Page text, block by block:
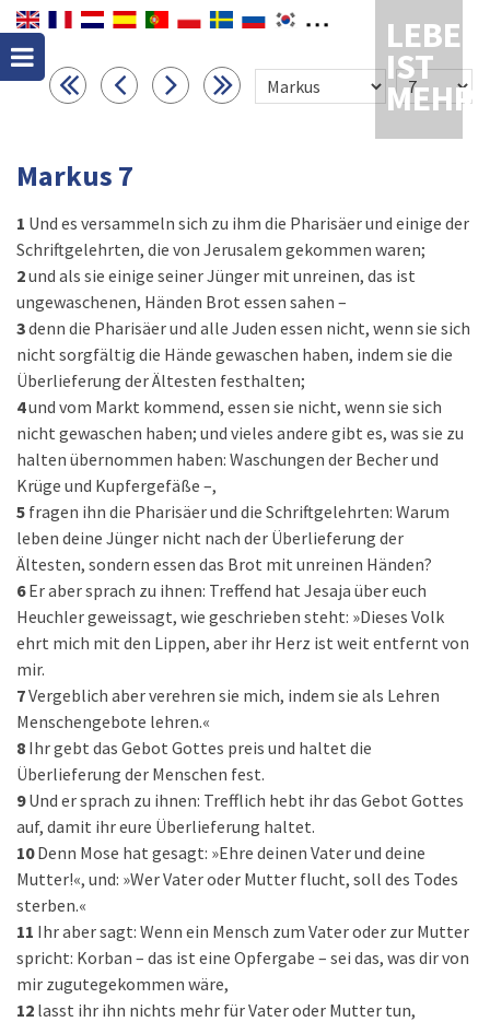
LEBEN
IST
MEHR
Markus 7
1 Und es versammeln sich zu ihm die Pharisäer und einige der
Schriftgelehrten, die von Jerusalem gekommen waren;
2und als sie einige seiner Jünger mit unreinen, das ist
ungewaschenen, Händen Brot essen sahen –
3denn die Pharisäer und alle Juden essen nicht, wenn sie sich
nicht sorgfältig die Hände gewaschen haben, indem sie die
Überlieferung der Ältesten festhalten;
4und vom Markt kommend, essen sie nicht, wenn sie sich
nicht gewaschen haben; und vieles andere gibt es, was sie zu
halten übernommen haben: Waschungen der Becher und
Krüge und Kupfergefäße –,
5 fragen ihn die Pharisäer und die Schriftgelehrten: Warum
leben deine Jünger nicht nach der Überlieferung der
Ältesten, sondern essen das Brot mit unreinen Händen?
6 Er aber sprach zu ihnen: Treffend hat Jesaja über euch
Heuchler geweissagt, wie geschrieben steht: »Dieses Volk
ehrt mich mit den Lippen, aber ihr Herz ist weit entfernt von
mir.
7Vergeblich aber verehren sie mich, indem sie als Lehren
Menschengebote lehren.«
8 Ihr gebt das Gebot Gottes preis und haltet die
Überlieferung der Menschen fest.
9 Und er sprach zu ihnen: Trefflich hebt ihr das Gebot Gottes
auf, damit ihr eure Überlieferung haltet.
10 Denn Mose hat gesagt: »Ehre deinen Vater und deine
Mutter!«, und: »Wer Vater oder Mutter flucht, soll des Todes
sterben.«
11 Ihr aber sagt: Wenn ein Mensch zum Vater oder zur Mutter
spricht: Korban – das ist eine Opfergabe – sei das, was dir von
mir zugutegekommen wäre,
12 lasst ihr ihn nichts mehr für Vater oder Mutter tun,